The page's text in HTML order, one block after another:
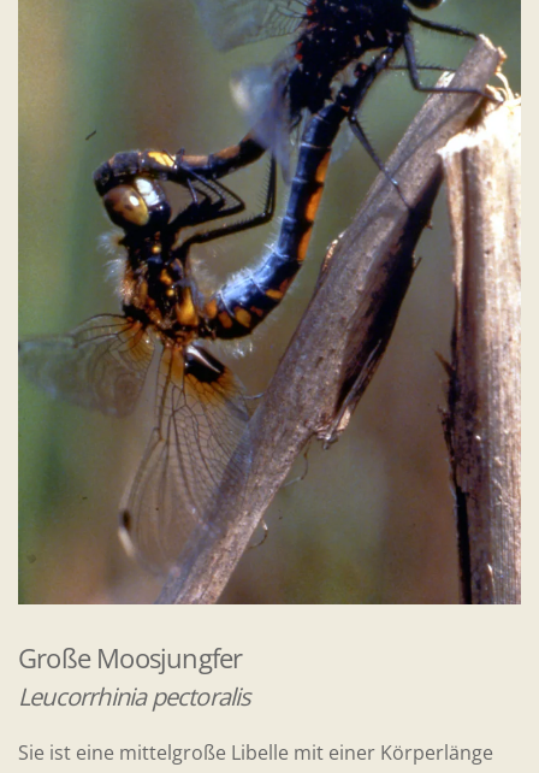
Große Moosjungfer
Leucorrhinia pectoralis
Sie ist eine mittelgroße Libelle mit einer Körperlänge